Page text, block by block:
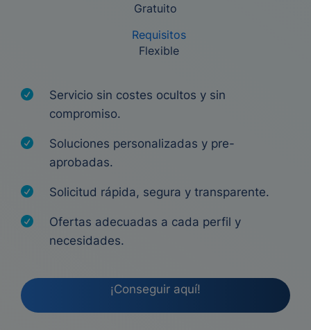
Gratuito
Requisitos
Flexible
Servicio sin costes ocultos y sin
compromiso.
Soluciones personalizadas y pre-
aprobadas.
Solicitud rápida, segura y transparente.
Ofertas adecuadas a cada perfil y
necesidades.
¡Conseguir aquí!